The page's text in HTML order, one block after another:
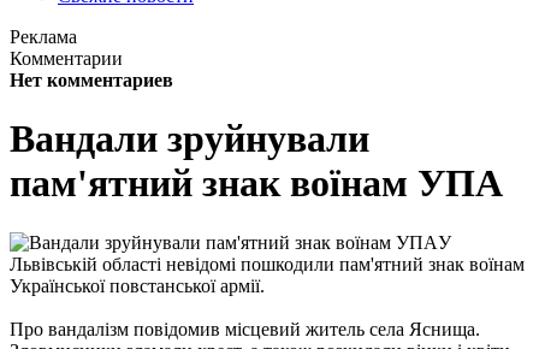
Реклама
Комментарии
Нет комментариев
Вандали зруйнували
пам'ятний знак воїнам УПА
У
Львівській області невідомі пошкодили пам'ятний знак воїнам
Української повстанської армії.
Про вандалізм повідомив місцевий житель села Яснища.